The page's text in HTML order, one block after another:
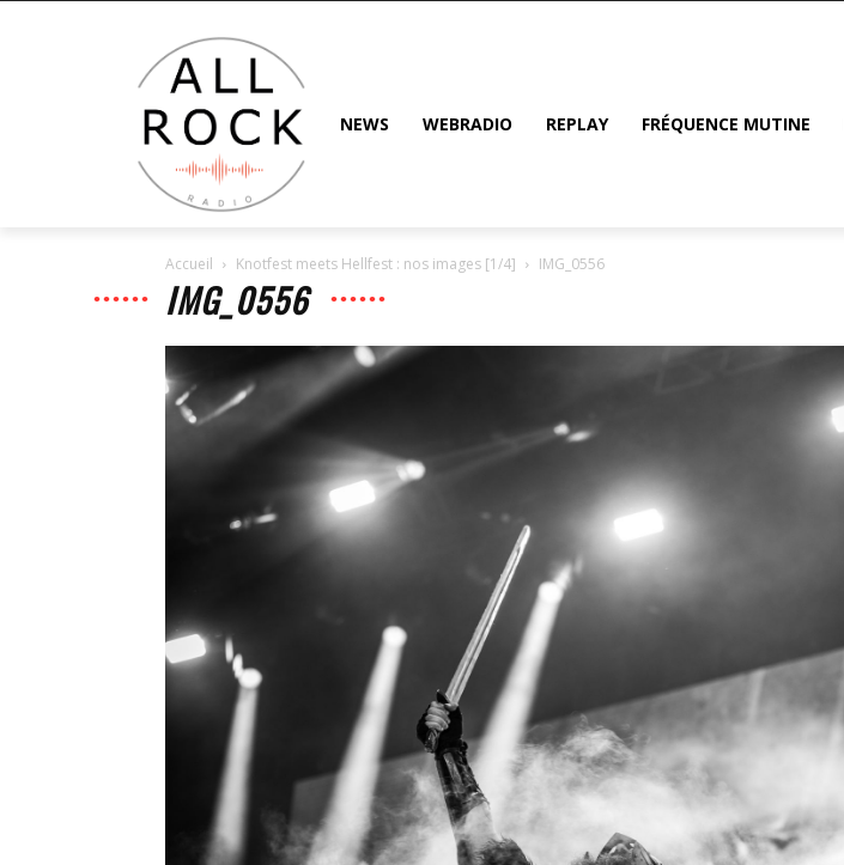
NEWS WEBRADIO REPLAY FRÉQUENCE MUTINE
Accueil Knotfest meets Hellfest : nos images [1/4] IMG_0556
IMG_0556